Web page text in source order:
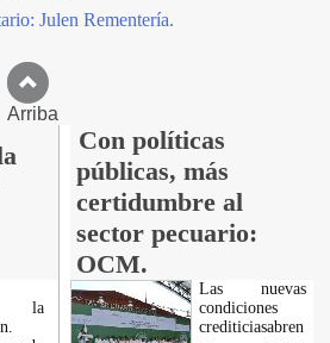
Julen Rementería.
Arriba
Con políticas
públicas, más
certidumbre al
sector pecuario:
OCM.
la
Las nuevas
condiciones
crediticiasabren